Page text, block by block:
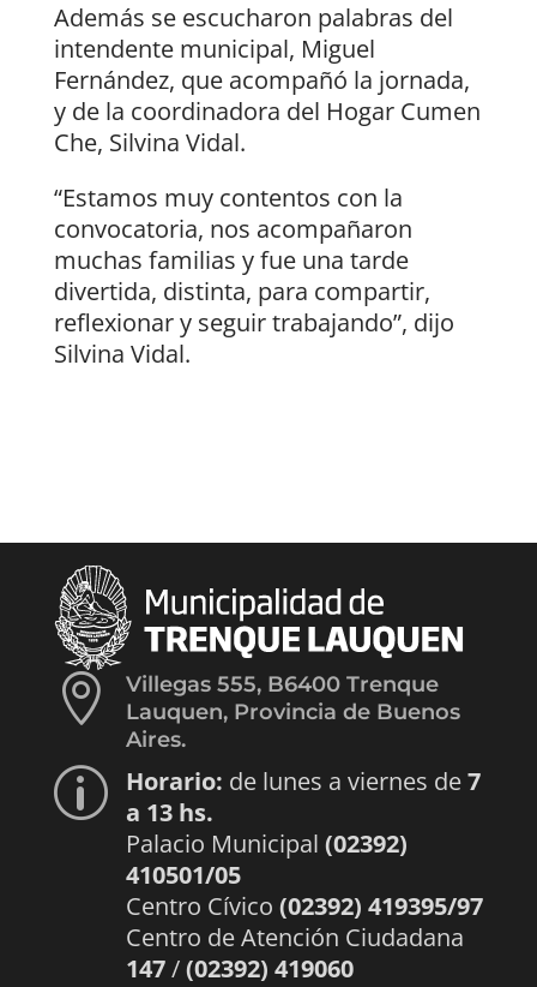
Además se escucharon palabras del
intendente municipal, Miguel
Fernández, que acompañó la jornada,
y de la coordinadora del Hogar Cumen
Che, Silvina Vidal.
“Estamos muy contentos con la
convocatoria, nos acompañaron
muchas familias y fue una tarde
divertida, distinta, para compartir,
reflexionar y seguir trabajando”, dijo
Silvina Vidal.

Villegas 555, B6400 Trenque
Lauquen, Provincia de Buenos
Aires.
p Horario: de lunes a viernes de7
a 13 hs.
Palacio Municipal (02392)
410501/05
Centro Cívico (02392) 419395/97
Centro de Atención Ciudadana
147/(02392) 419060